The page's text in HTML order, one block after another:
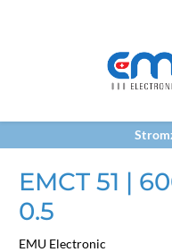
EMCT 51 |
0.5
EMU Electronic